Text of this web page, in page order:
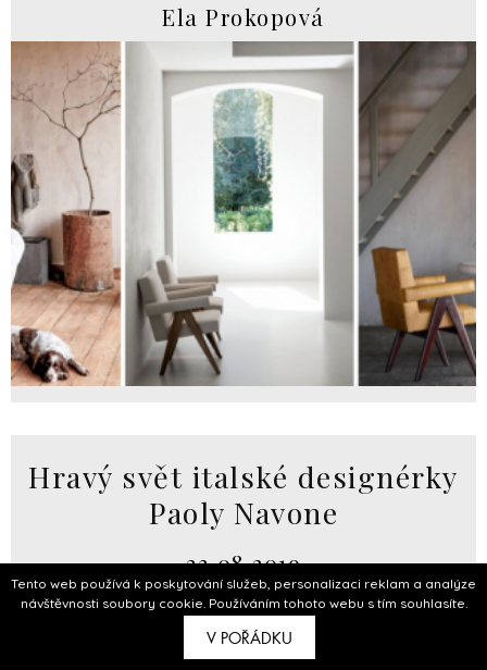
Tento web používá k poskytování služeb, personalizaci reklam a analýze
návštěvnosti soubory cookie. Používáním tohoto webu s tím souhlasíte.
V POŘÁDKU
Ela Prokopová
Hravý svět italské designérky
Paoly Navone
23.08.2019
Sára Němečková